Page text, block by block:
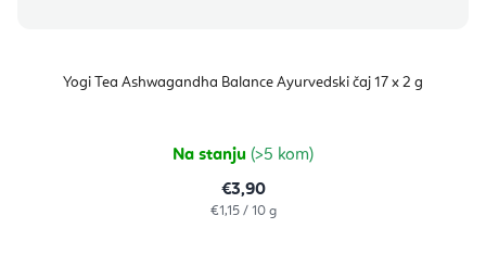
Yogi Tea Ashwagandha Balance Ayurvedski čaj 17 x 2 g
Na stanju (>5 kom)
€3,90
Izračunaj
€1,15 / 10 g